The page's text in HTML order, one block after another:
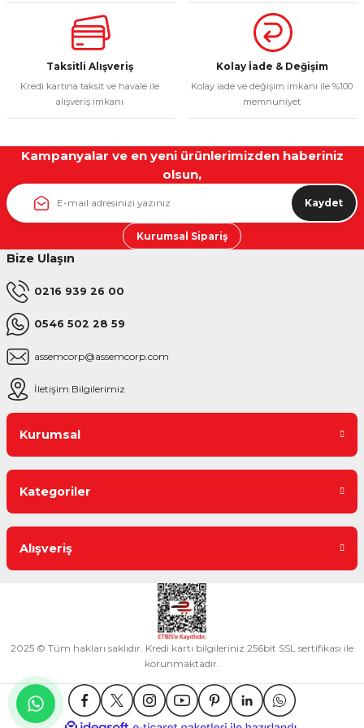
Bu ürüne benzer farklı alternatifler olmalı.
Taksitli Alışveriş
Kredi kartına taksit ve havale ile
alışveriş imkanı
Kolay İade & Değişim
Kolay iade ve değişim imkanı ile %100
memnuniyet
Kampanyalar ve en yeni ürünlerimizden haberiniz
olsun,
Kaydet
Kurumsal Sipariş
Bize Ulaşın
0216 939 26 00
0546 502 28 59
assemcorp@assemcorp.com
İletişim Bilgilerimiz
Kurumsal
Kategoriler
Alışveriş
2025 © Tüm hakları saklıdır. Kredi kartı bilgileriniz 256bit SSL sertifikası ile
korunmaktadır.